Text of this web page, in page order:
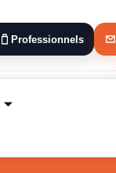
Professionnels